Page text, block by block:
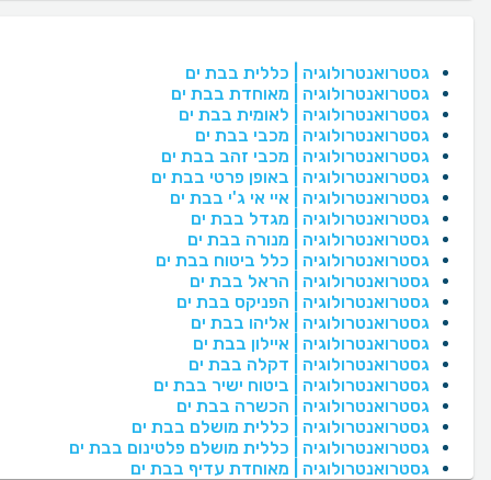
גסטרואנטרולוגיה | כללית בבת ים
גסטרואנטרולוגיה | מאוחדת בבת ים
גסטרואנטרולוגיה | לאומית בבת ים
גסטרואנטרולוגיה | מכבי בבת ים
גסטרואנטרולוגיה | מכבי זהב בבת ים
גסטרואנטרולוגיה | באופן פרטי בבת ים
גסטרואנטרולוגיה | איי אי ג'י בבת ים
גסטרואנטרולוגיה | מגדל בבת ים
גסטרואנטרולוגיה | מנורה בבת ים
גסטרואנטרולוגיה | כלל ביטוח בבת ים
גסטרואנטרולוגיה | הראל בבת ים
גסטרואנטרולוגיה | הפניקס בבת ים
גסטרואנטרולוגיה | אליהו בבת ים
גסטרואנטרולוגיה | איילון בבת ים
גסטרואנטרולוגיה | דקלה בבת ים
גסטרואנטרולוגיה | ביטוח ישיר בבת ים
גסטרואנטרולוגיה | הכשרה בבת ים
גסטרואנטרולוגיה | כללית מושלם בבת ים
גסטרואנטרולוגיה | כללית מושלם פלטינום בבת ים
גסטרואנטרולוגיה | מאוחדת עדיף בבת ים